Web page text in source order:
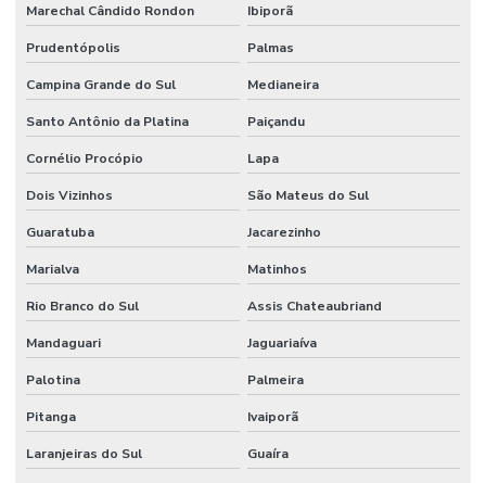
Laudo de vistoria de obra
Laudo de vistoria de obra inacabada
Laudo de vistoria de reforma
Laudo de vistoria residencial
Laudo de vistoria técnica
Laudo de vistoria técnica predial
Parecer técnico de vistoria predial
Perícia de construção civil
Perícia de engenharia e avaliações
Perícia de engenharia civil
Marechal Cândido Rondon Ibiporã
Prudentópolis Palmas
Campina Grande do Sul Medianeira
Santo Antônio da Platina Paiçandu
Cornélio Procópio Lapa
Dois Vizinhos São Mateus do Sul
Guaratuba Jacarezinho
Marialva Matinhos
Rio Branco do Sul Assis Chateaubriand
Mandaguari Jaguariaíva
Palotina Palmeira
Pitanga Ivaiporã
Laranjeiras do Sul Guaíra